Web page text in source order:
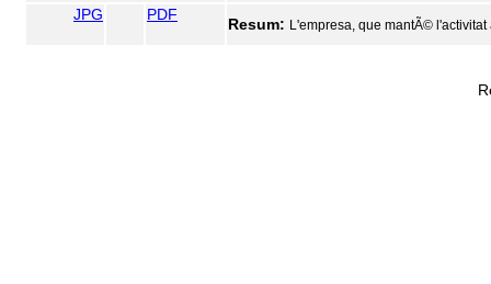
JPG PDF
Resum: L'empresa, que mantÃ©